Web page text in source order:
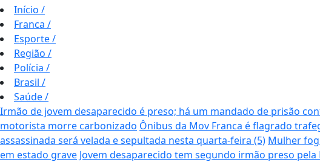
Início /
Franca /
Esporte/
Região /
Polícia /
Brasil /
Saúde/
Irmão de jovem desaparecido é preso; há um mandado de prisão
motorista morre carbonizado Ônibus da Mov Franca é flagrado
assassinada será velada e sepultada nesta quarta-feira (5) Mulher
em estado grave Jovem desaparecido tem segundo irmão preso